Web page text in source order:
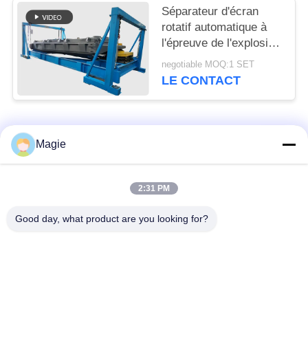
Séparateur d'écran
rotatif automatique à
l'épreuve de l'explosion
pour la poudre
métallique de silicium
negotiable MOQ:1 SET
LE CONTACT
Catégories populaires
Tamis rotatoire
Magie
2:31 PM
Good day, what product are you looking for?